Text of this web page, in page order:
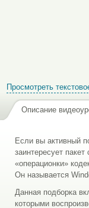
Просмотреть
Описание
Если вы активный
заинтересует
«операционки»
Он называется
Данная подборка
которыми